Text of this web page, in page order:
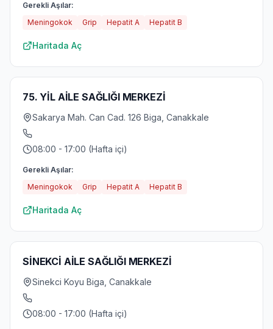
Gerekli Aşılar:
Meningokok
Grip Hepatit A Hepatit B
Haritada Aç
75. YİL AİLE SAĞLIĞI MERKEZİ
Sakarya Mah. Can Cad. 126 Biga, Canakkale
08:00 - 17:00 (Hafta içi)
Gerekli Aşılar:
Meningokok
Grip Hepatit A Hepatit B
Haritada Aç
SİNEKCİ AİLE SAĞLIĞI MERKEZİ
Sinekci Koyu Biga, Canakkale
08:00 - 17:00 (Hafta içi)